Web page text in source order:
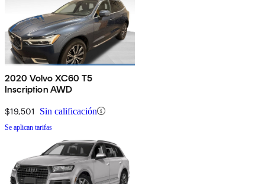
2020 Volvo XC60 T5
Inscription AWD
$19,501 Sin calificación
Se aplican tarifas